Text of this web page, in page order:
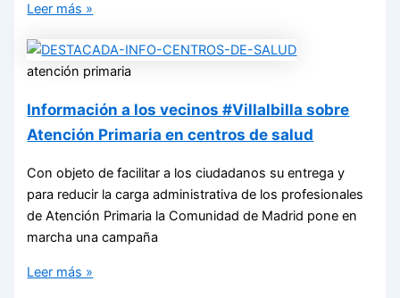
Leer más »
atención primaria
Información a los vecinos #Villalbilla sobre
Atención Primaria en centros de salud
Con objeto de facilitar a los ciudadanos su entrega y
para reducir la carga administrativa de los profesionales
de Atención Primaria la Comunidad de Madrid pone en
marcha una campaña
Leer más »